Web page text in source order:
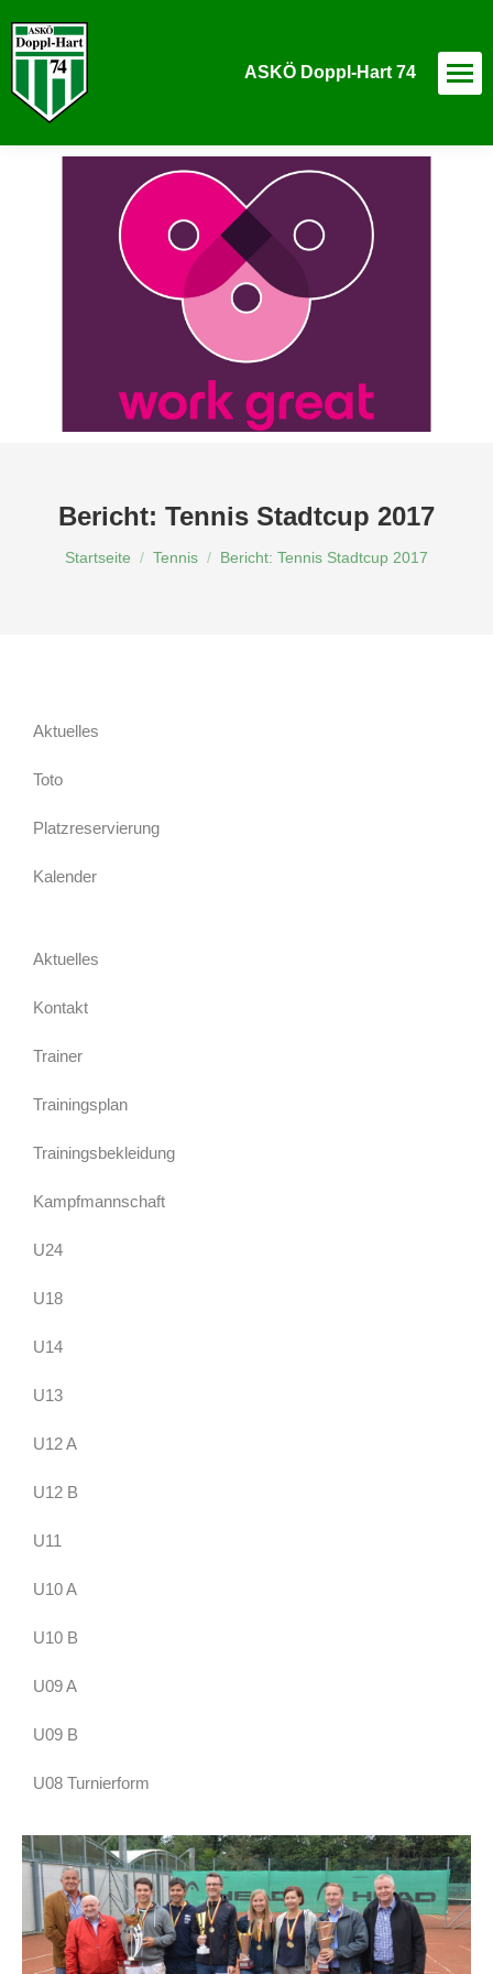
ASKÖ Doppl-Hart 74
Bericht: Tennis Stadtcup 2017
Du bist hier:
Startseite Tennis Bericht: Tennis Stadtcup 2017
Aktuelles
Toto
Platzreservierung
Kalender
Aktuelles
Kontakt
Trainer
Trainingsplan
Trainingsbekleidung
Kampfmannschaft
U24
U18
U14
U13
U12 A
U12 B
U11
U10 A
U10 B
U09 A
U09 B
U08 Turnierform